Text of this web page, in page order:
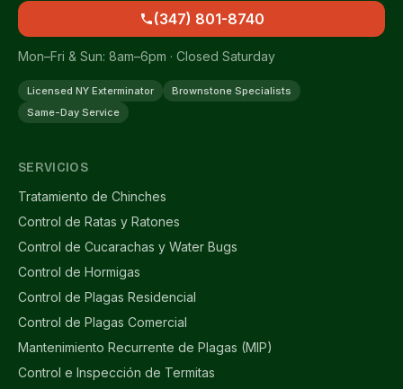
(347) 801-8740
Mon–Fri & Sun: 8am–6pm · Closed Saturday
Licensed NY Exterminator
Brownstone Specialists
Same-Day Service
SERVICIOS
Tratamiento de Chinches
Control de Ratas y Ratones
Control de Cucarachas y Water Bugs
Control de Hormigas
Control de Plagas Residencial
Control de Plagas Comercial
Mantenimiento Recurrente de Plagas (MIP)
Control e Inspección de Termitas